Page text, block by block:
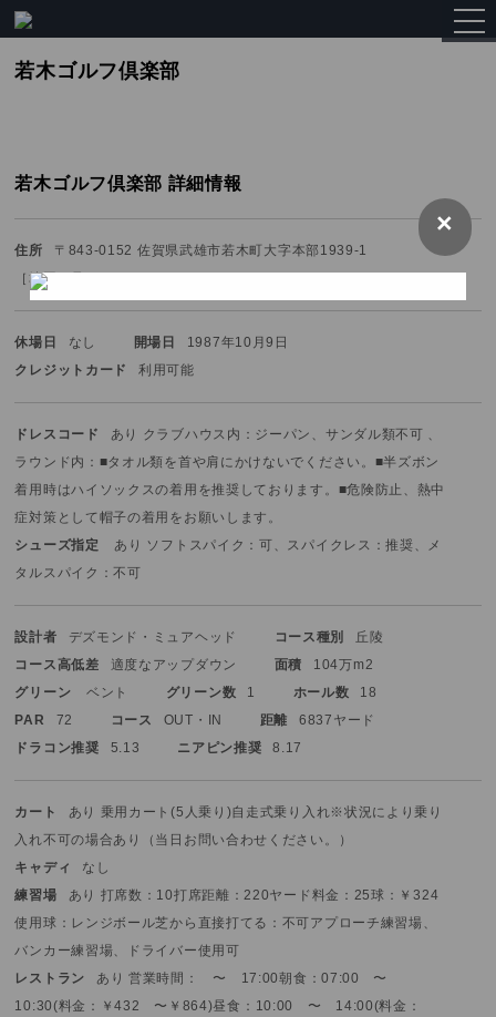
×
若木ゴルフ倶楽部
若木ゴルフ倶楽部 詳細情報
住所
〒843-0152 佐賀県武雄市若木町大字本部1939-1
［地図を見る
休場日 なし 開場日
1987年10月9日
クレジットカード
利用可能
ドレスコード
あり クラブハウス内：ジーパン、サンダル類不可 、
ラウンド内：■タオル類を首や肩にかけないでください。 ■半ズボン
着用時はハイソックスの着用を推奨しております。 ■危険防止、熱中
症対策として帽子の着用をお願いします。
シューズ指定
あり ソフトスパイク：可、スパイクレス：推奨、メ
タルスパイク：不可
設計者 デズモンド・ミュアヘッド コース種別
丘陵
コース高低差
適度なアップダウン 面積
104万m2
グリーン
ベント グリーン数 1 ホール数
18
PAR
72 コース OUT・IN 距離
6837ヤード
ドラコン推奨
5.13 ニアピン推奨 8.17
カート あり 乗用カート(5人乗り)自走式乗り入れ※状況により乗り
入れ不可の場合あり（当日お問い合わせください。）
キャディ
なし
練習場
あり 打席数：10打席距離：220ヤード 料金：25球：￥324
使用球：レンジボール芝から直接打てる：不可アプローチ練習場、
バンカー練習場、ドライバー使用可
レストラン
あり 営業時間： 〜 17:00朝食：07:00 〜
10:30(料金：￥432 〜￥864)昼食：10:00 〜 14:00(料金：